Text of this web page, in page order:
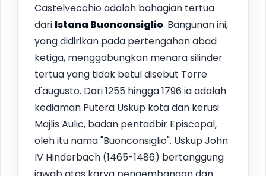
Castelvecchio adalah bahagian tertua
dari Istana Buonconsiglio. Bangunan ini,
yang didirikan pada pertengahan abad
ketiga, menggabungkan menara silinder
tertua yang tidak betul disebut Torre
d'augusto. Dari 1255 hingga 1796 ia adalah
kediaman Putera Uskup kota dan kerusi
Majlis Aulic, badan pentadbir Episcopal,
oleh itu nama "Buonconsiglio". Uskup John
IV Hinderbach (1465-1486) bertanggung